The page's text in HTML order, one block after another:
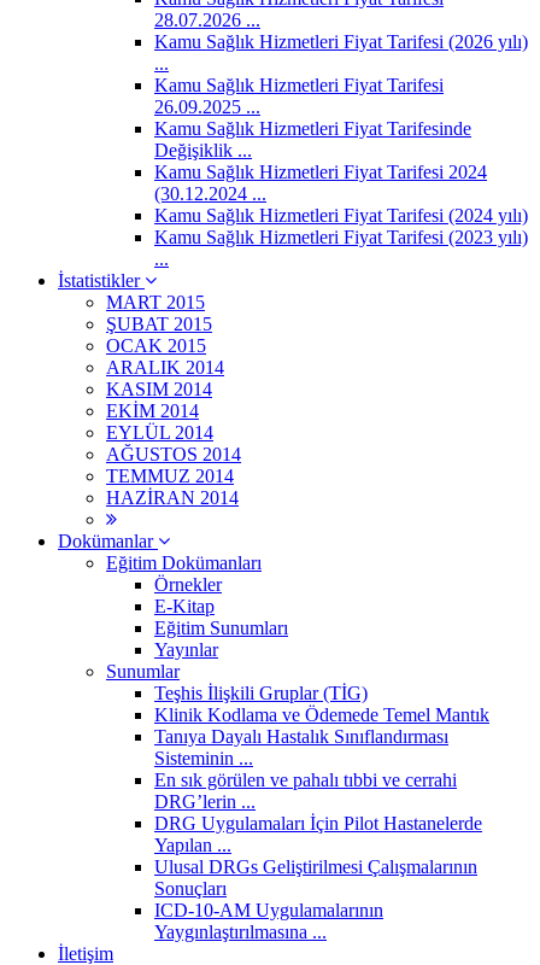
28.07.2026 ...
Kamu Sağlık Hizmetleri Fiyat Tarifesi (2026 yılı)
...
Kamu Sağlık Hizmetleri Fiyat Tarifesi
26.09.2025 ...
Kamu Sağlık Hizmetleri Fiyat Tarifesinde
Değişiklik ...
Kamu Sağlık Hizmetleri Fiyat Tarifesi 2024
(30.12.2024 ...
Kamu Sağlık Hizmetleri Fiyat Tarifesi (2024 yılı)
Kamu Sağlık Hizmetleri Fiyat Tarifesi (2023 yılı)
...
İstatistikler
MART 2015
ŞUBAT 2015
OCAK 2015
ARALIK 2014
KASIM 2014
EKİM 2014
EYLÜL 2014
AĞUSTOS 2014
TEMMUZ 2014
HAZİRAN 2014
Dokümanlar
Eğitim Dokümanları
Örnekler
E-Kitap
Eğitim Sunumları
Yayınlar
Sunumlar
Teşhis İlişkili Gruplar (TİG)
Klinik Kodlama ve Ödemede Temel Mantık
Tanıya Dayalı Hastalık Sınıflandırması
Sisteminin ...
En sık görülen ve pahalı tıbbi ve cerrahi
DRG’lerin ...
DRG Uygulamaları İçin Pilot Hastanelerde
Yapılan ...
Ulusal DRGs Geliştirilmesi Çalışmalarının
Sonuçları
ICD-10-AM Uygulamalarının
Yaygınlaştırılmasına ...
İletişim